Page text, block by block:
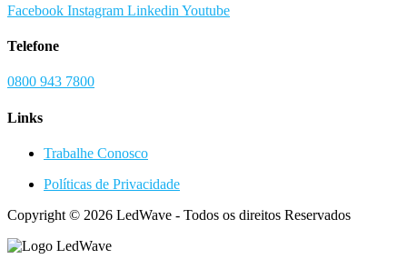
Facebook Instagram Linkedin Youtube
Telefone
0800 943 7800
Links
Trabalhe Conosco
Políticas de Privacidade
Copyright © 2026 LedWave - Todos os direitos Reservados